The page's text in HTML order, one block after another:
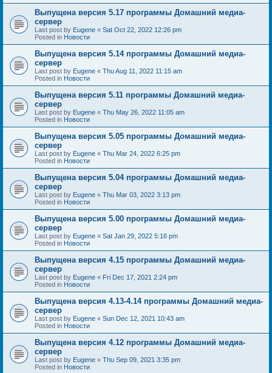
Выпущена версия 5.17 программы Домашний медиа-
сервер
Last post by Eugene « Sat Oct 22, 2022 12:26 pm
Posted in Новости
Выпущена версия 5.14 программы Домашний медиа-
сервер
Last post by Eugene « Thu Aug 11, 2022 11:15 am
Posted in Новости
Выпущена версия 5.11 программы Домашний медиа-
сервер
Last post by Eugene « Thu May 26, 2022 11:05 am
Posted in Новости
Выпущена версия 5.05 программы Домашний медиа-
сервер
Last post by Eugene « Thu Mar 24, 2022 6:25 pm
Posted in Новости
Выпущена версия 5.04 программы Домашний медиа-
сервер
Last post by Eugene « Thu Mar 03, 2022 3:13 pm
Posted in Новости
Выпущена версия 5.00 программы Домашний медиа-
сервер
Last post by Eugene « Sat Jan 29, 2022 5:16 pm
Posted in Новости
Выпущена версия 4.15 программы Домашний медиа-
сервер
Last post by Eugene « Fri Dec 17, 2021 2:24 pm
Posted in Новости
Выпущена версия 4.13-4.14 программы Домашний медиа-
сервер
Last post by Eugene « Sun Dec 12, 2021 10:43 am
Posted in Новости
Выпущена версия 4.12 программы Домашний медиа-
сервер
Last post by Eugene « Thu Sep 09, 2021 3:35 pm
Posted in Новости